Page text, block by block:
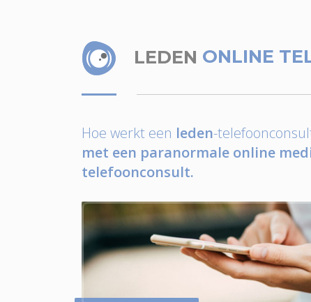
LEDEN ONLINE
Hoe werkt een leden-
met een paranormale online
telefoonconsult.